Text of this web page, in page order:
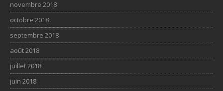
novembre 2018
octobre 2018
septembre 2018
août 2018
juillet 2018
juin 2018